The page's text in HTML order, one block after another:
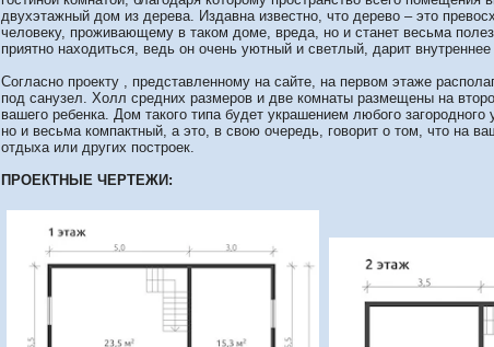
двухэтажный дом из дерева. Издавна известно, что дерево – это
человеку, проживающему в таком доме, вреда, но и станет весьма
приятно находиться, ведь он очень уютный и светлый, дарит внутреннее
Согласно проекту , представленному на сайте, на первом этаже
под санузел. Холл средних размеров и две комнаты размещены на
вашего ребенка. Дом такого типа будет украшением любого
но и весьма компактный, а это, в свою очередь, говорит о том, что на
отдыха или других построек.
ПРОЕКТНЫЕ ЧЕРТЕЖИ: